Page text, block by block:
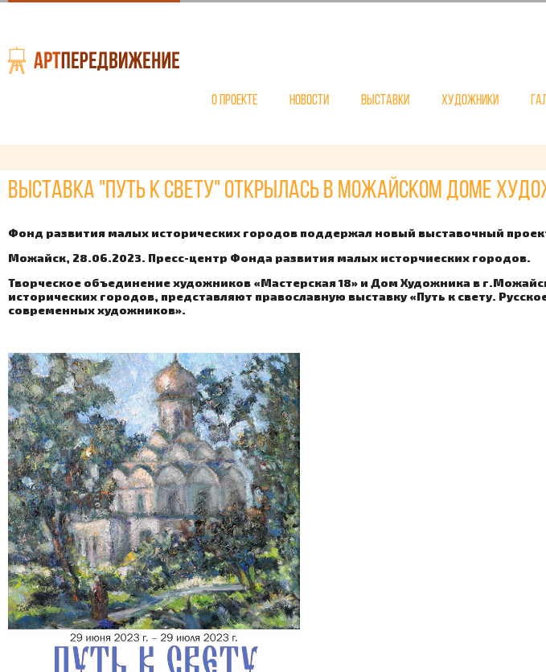
О проекте Новости Выставки Художники
Выставка "Путь к свету" открылась в можайском Доме
Фонд развития малых исторических городов поддержал новый выставочный
Можайск, 28.06.2023. Пресс-центр Фонда развития малых исторчиеских городов.
Творческое объединение художников «Мастерская 18» и Дом Художника в
исторических городов, представляют православную выставку «Путь к свету.
современных художников».